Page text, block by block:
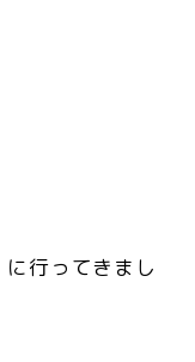
行ってきまし